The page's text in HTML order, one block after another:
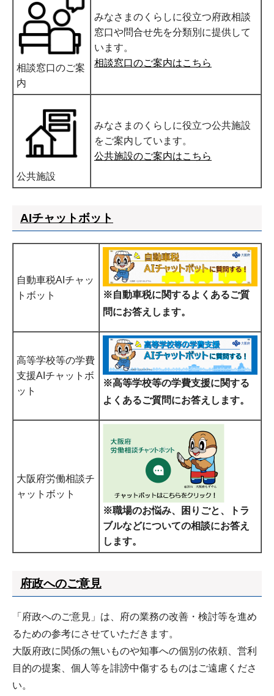
相談窓口のご案
内
みなさまのくらしに役立つ府政相談
窓口や問合せ先を分類別に提供して
います。
相談窓口のご案内はこちら
公共施設
みなさまのくらしに役立つ公共施設
をご案内しています。
公共施設のご案内はこちら
AIチャットボット
自動車税AIチャッ
トボット
※自動車税に関するよくあるご質
問にお答えします。
高等学校等の学費
支援AIチャットボ
ット
※高等学校等の学費支援に関する
よくあるご質問にお答えします。
大阪府労働相談チ
ャットボット
※職場のお悩み、困りごと、トラ
ブルなどについての相談にお答え
します。
府政へのご意見
「府政へのご意見」は、府の業務の改善・検討等を進め
るための参考にさせていただきます。
大阪府政に関係の無いものや知事への個別の依頼、営利
目的の提案、個人等を誹謗中傷するものはご遠慮くださ
い。